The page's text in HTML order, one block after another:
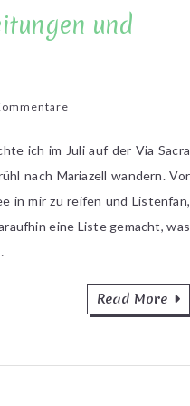
und
Sacra
Wegplanung
ich im Juli auf der Via Sacra
nach Mariazell wandern. Vor
in mir zu reifen und Listenfan,
eine Liste gemacht, was
Read More